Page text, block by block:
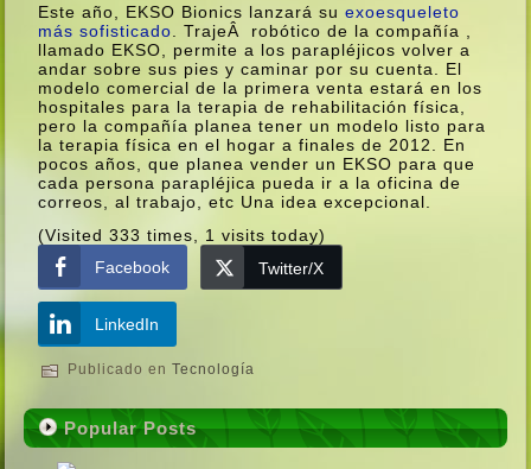
Este año, EKSO Bionics lanzará suexoesqueleto
más sofisticado . TrajeÂ robótico de la compañí­a ,
llamado EKSO, permite a los parapléjicos volver a
andar sobre sus pies y caminar por su cuenta. El
modelo comercial de la primera venta estará en los
hospitales para la terapia de rehabilitación fí­sica,
pero la compañí­a planea tener un modelo listo para
la terapia fí­sica en el hogar a finales de 2012. En
pocos años, que planea vender un EKSO para que
cada persona parapléjica pueda ir a la oficina de
correos, al trabajo, etc Una idea excepcional.
(Visited 333 times, 1 visits today)
Facebook
Twitter/X
LinkedIn
Publicado en Tecnologí­a
Popular Posts